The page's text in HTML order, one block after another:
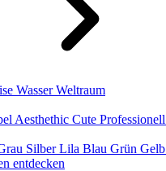
Wasser Weltraum
Aesthethic Cute Professionell
Silber Lila Blau Grün Gelb
entdecken